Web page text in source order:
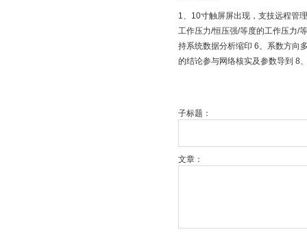
1、10寸触屏屏出现，支技远程管
工作压力/恒压强/等度的工作压力/
持系统数据分析缩印 6、系数方向
的结论参与网络核实及参数导到 8
子标题：
文章：